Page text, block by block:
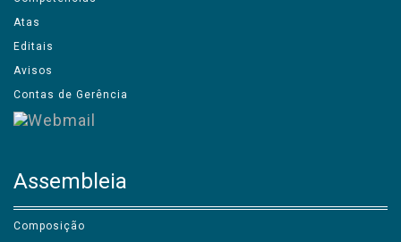
Atas
Editais
Avisos
Contas de Gerência
Assembleia
Composição